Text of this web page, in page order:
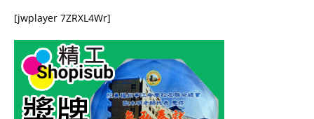
[jwplayer 7ZRXL4Wr]